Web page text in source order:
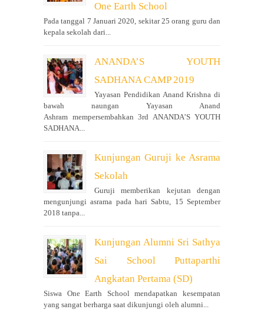
One Earth School
Pada tanggal 7 Januari 2020, sekitar 25 orang guru dan
kepala sekolah dari...
ANANDA’S YOUTH
SADHANA CAMP 2019
Yayasan Pendidikan Anand Krishna di
bawah naungan Yayasan Anand
Ashram mempersembahkan 3rd ANANDA’S YOUTH
SADHANA...
Kunjungan Guruji ke Asrama
Sekolah
Guruji memberikan kejutan dengan
mengunjungi asrama pada hari Sabtu, 15 September
2018 tanpa...
Kunjungan Alumni Sri Sathya
Sai School Puttaparthi
Angkatan Pertama (SD)
Siswa One Earth School mendapatkan kesempatan
yang sangat berharga saat dikunjungi oleh alumni...